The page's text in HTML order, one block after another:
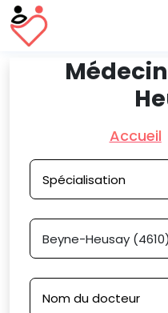
Accueil